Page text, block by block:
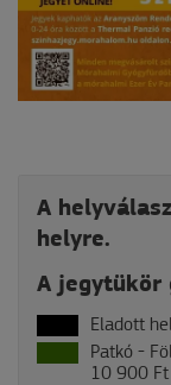
A
helyre.
A jegytükör
Eladott
Patkó -
10 900 Ft